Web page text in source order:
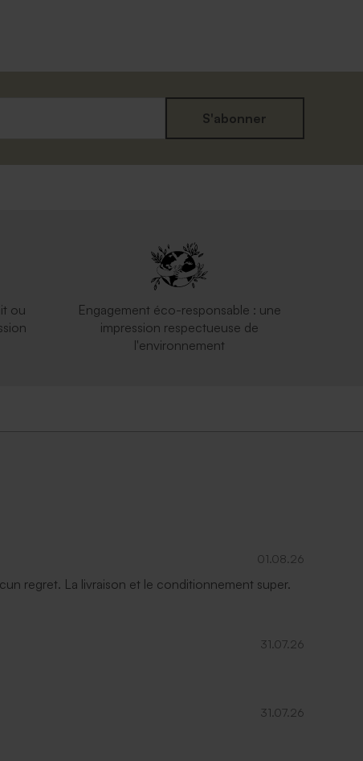
S'abonner
ou
Engagement éco-responsable : une
impression respectueuse de
l'environnement
01.08.26
regret. La livraison et le conditionnement super.
31.07.26
31.07.26